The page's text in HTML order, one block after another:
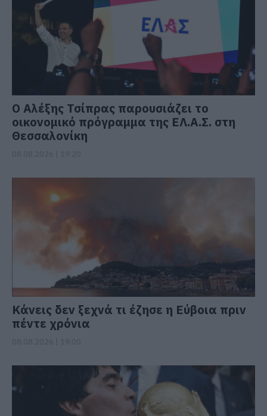
Ο Αλέξης Τσίπρας παρουσιάζει το
οικονομικό πρόγραμμα της ΕΛ.Α.Σ. στη
Θεσσαλονίκη
Κάνεις δεν ξεχνά τι έζησε η Εύβοια πριν
πέντε χρόνια